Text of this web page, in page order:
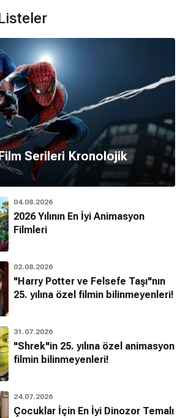
Serileri Kronolojik
04.08.2026
2026 Yılının En İyi Animasyon
Filmleri
02.08.2026
"Harry Potter ve Felsefe Taşı"nın
25. yılına özel filmin bilinmeyenleri!
31.07.2026
"Shrek"in 25. yılına özel animasyon
filmin bilinmeyenleri!
24.07.2026
Çocuklar İçin En İyi Dinozor Temalı